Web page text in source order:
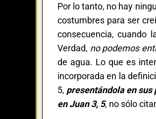
Por lo tanto, no hay
costumbres para ser
consecuencia, cuando
Verdad, no podemos
de agua. Lo que es
incorporada en la
5, presentándola en sus
en Juan 3, 5, no sólo